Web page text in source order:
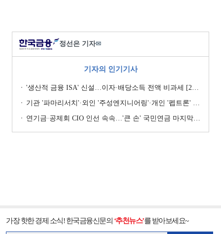
정선은 기자✉
기자의 인기기사
'생산적 금융 ISA' 신설…이자·배당소득 전액 비과세 [2026 세제개편안]
기관 '파마리서치'·외인 '주성엔지니어링'·개인 '펩트론' 1위 [주간 코스닥 순매수- 2026년 7월27일~7월31일]
연기금·공제회 CIO 인선 속속…'큰 손' 국민연금 마지막 타자
가장 핫한 경제 소식! 한국금융신문의 ‘추천뉴스’를 받아보세요~